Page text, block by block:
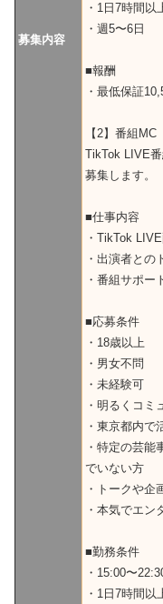
募集内容
・1日7時間以
・週5〜6日
■報酬
・最低保証
【2】番組MC
TikTok LIVE
募集します。
■仕事内容
・TikTok
・出演者との
・番組サポー
■応募条件
・18歳以上
・男女不問
・未経験可
・明るくコミ
・東京都内で
・特定の芸能
でいない方
・トークや企
・本気でエン
■勤務条件
・15:00〜
・1日7時間以